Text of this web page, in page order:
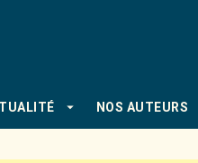
arrow_drop_down NOS AUTEURS